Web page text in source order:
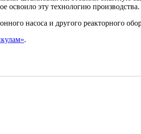
освоило эту технологию производства.
насоса и другого реакторного
.